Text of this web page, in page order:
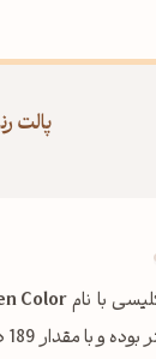
پالت
با نامColor